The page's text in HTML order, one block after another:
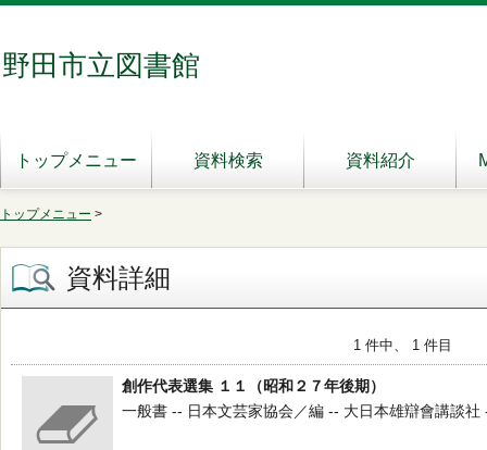
野田市立図書館
トップメニュー 資料検索 資料紹介
トップメニュー >
資料詳細
1 件中、 1 件目
創作代表選集 １１（昭和２７年後期）
一般書 -- 日本文芸家協会／編 -- 大日本雄辯會講談